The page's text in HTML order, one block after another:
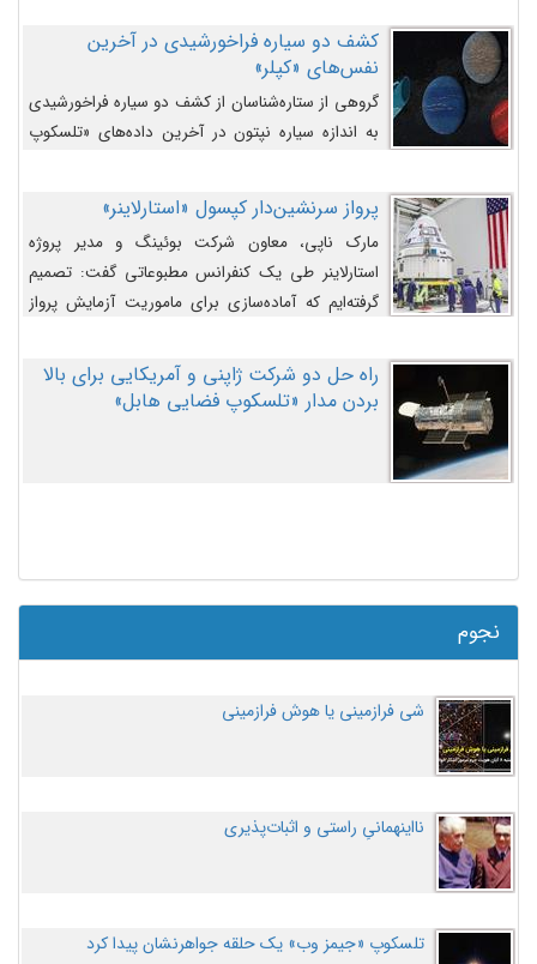
کشف دو سیاره فراخورشیدی در آخرین
نفس‌های «کپلر»
گروهی از ستاره‌شناسان از کشف دو سیاره فراخورشیدی
به اندازه سیاره نپتون در آخرین داده‌های «تلسکوپ
پرواز سرنشین‌دار کپسول «استارلاینر»
مارک ناپی، معاون شرکت بوئینگ و مدیر پروژه
استارلاینر طی یک کنفرانس مطبوعاتی گفت: تصمیم
گرفته‌ایم که آماده‌سازی برای ماموریت آزمایش پرواز
اصلاح کنیم.
راه حل دو شرکت ژاپنی و آمریکایی برای بالا
بردن مدار «تلسکوپ فضایی هابل»
نجوم
شی فرازمینی یا هوش فرازمینی
نااینهمانیِ راستی و اثبات‌پذیری
تلسکوپ «جیمز وب» یک حلقه جواهرنشان پیدا کرد